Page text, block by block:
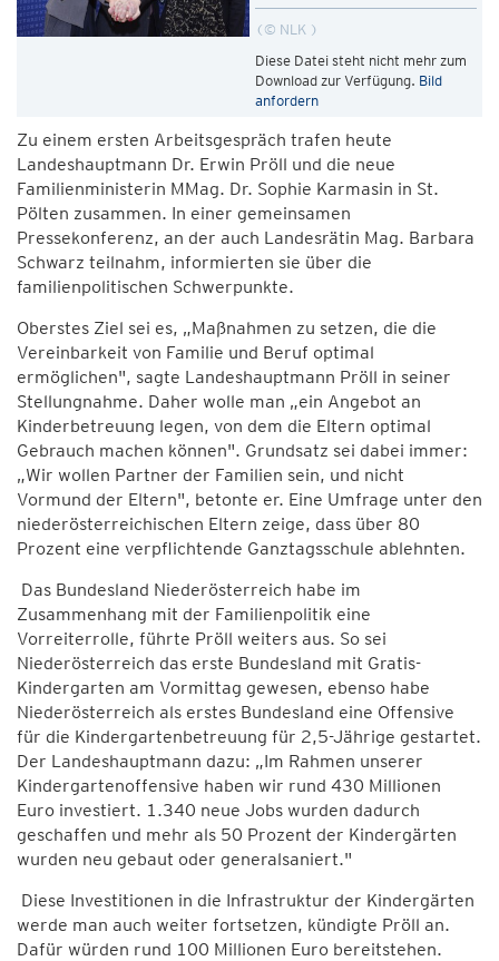
© NLK
Diese Datei steht nicht mehr zum
Download zur Verfügung. Bild
anfordern
Zu einem ersten Arbeitsgespräch trafen heute
Landeshauptmann Dr. Erwin Pröll und die neue
Familienministerin MMag. Dr. Sophie Karmasin in St.
Pölten zusammen. In einer gemeinsamen
Pressekonferenz, an der auch Landesrätin Mag. Barbara
Schwarz teilnahm, informierten sie über die
familienpolitischen Schwerpunkte.
Oberstes Ziel sei es, „Maßnahmen zu setzen, die die
Vereinbarkeit von Familie und Beruf optimal
ermöglichen", sagte Landeshauptmann Pröll in seiner
Stellungnahme. Daher wolle man „ein Angebot an
Kinderbetreuung legen, von dem die Eltern optimal
Gebrauch machen können". Grundsatz sei dabei immer:
„Wir wollen Partner der Familien sein, und nicht
Vormund der Eltern", betonte er. Eine Umfrage unter den
niederösterreichischen Eltern zeige, dass über 80
Prozent eine verpflichtende Ganztagsschule ablehnten.
Das Bundesland Niederösterreich habe im
Zusammenhang mit der Familienpolitik eine
Vorreiterrolle, führte Pröll weiters aus. So sei
Niederösterreich das erste Bundesland mit Gratis-
Kindergarten am Vormittag gewesen, ebenso habe
Niederösterreich als erstes Bundesland eine Offensive
für die Kindergartenbetreuung für 2,5-Jährige gestartet.
Der Landeshauptmann dazu: „Im Rahmen unserer
Kindergartenoffensive haben wir rund 430 Millionen
Euro investiert. 1.340 neue Jobs wurden dadurch
geschaffen und mehr als 50 Prozent der Kindergärten
wurden neu gebaut oder generalsaniert."
Diese Investitionen in die Infrastruktur der Kindergärten
werde man auch weiter fortsetzen, kündigte Pröll an.
Dafür würden rund 100 Millionen Euro bereitstehen.